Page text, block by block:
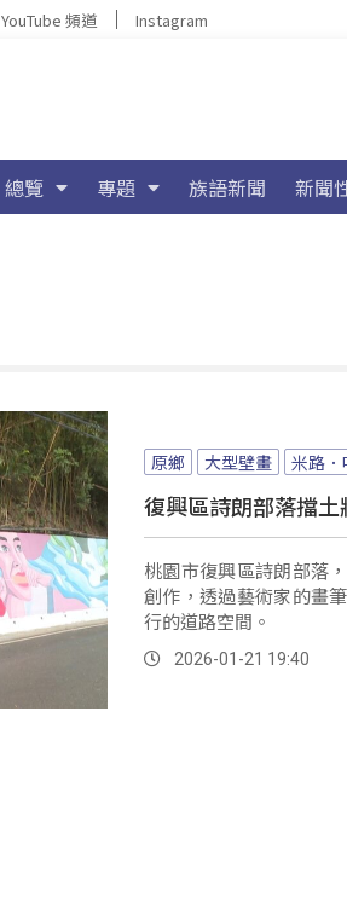
YouTube 頻道 Instagram
總覽 專題 族語新聞 新聞
原鄉 大型壁畫 米路．
復興區詩朗部落擋
桃園市復興區詩朗部落
創作，透過藝術家的畫
行的道路空間。
2026-01-21 19:40